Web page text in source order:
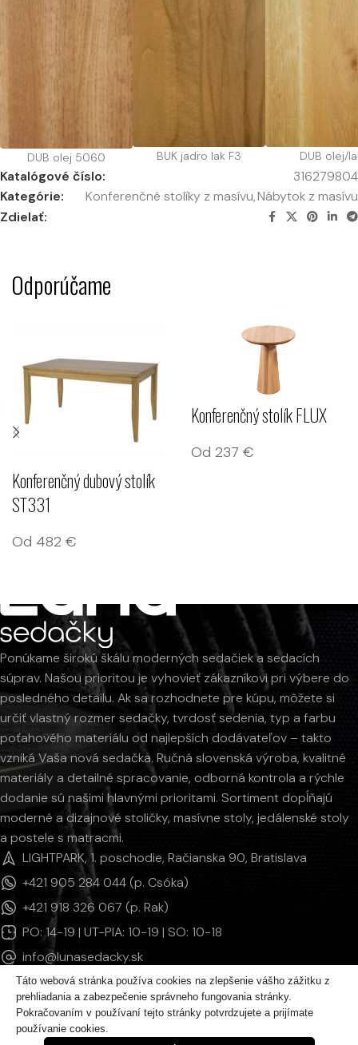
DUB olej 5060 BUK jadro lak F3 DUB olej/
Katalógové číslo:
316279804
Kategórie:
Konferenčné stolíky z masívu,Nábytok z masívu
Zdielať:
Odporúčame
Konferenčný dubový stolík
ST331
Od 482 €
Konferenčný stolík FLUX
Od 237 €
Ponúkame širokú škálu moderných sedačiek a sedacích
súprav. Našou prioritou je vyhovieť zákazníkovi pri výbere do
posledného detailu. Ak sa rozhodnete pre kúpu, môžete si
určiť vlastný rozmer sedačky, tvrdosť sedenia, typ a farbu
poťahového materiálu od najlepších dodávateľov – takto
vzniká Vaša nová sedačka. Ručná slovenská výroba, kvalitné
materiály a detailné spracovanie, odborná kontrola a rýchle
dodanie sú našimi hlavnými prioritami. Sortiment dopĺňajú
moderné a dizajnové stoličky, masívne stoly, jedálenské stoly
a postele s matracmi.
LIGHTPARK, 1. poschodie, Račianska 90, Bratislava
+421 905 284 044 (p. Csóka)
+421 918 326 067 (p. Rak)
PO: 14-19 | UT-PIA: 10-19 | SO: 10-18
info@lunasedacky.sk
INFORMÁCIE
Táto webová stránka používa cookies na zlepšenie vášho zážitku z
prehliadania a zabezpečenie správneho fungovania stránky.
Pokračovaním v používaní tejto stránky potvrdzujete a prijímate
používanie cookies.